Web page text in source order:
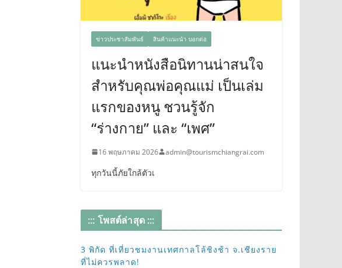
ข่าวประชาสัมพันธ์ สินค้าแนะนำ บอกต่อ
แนะนำหนังสือนิทานน่าสนใจ
สำหรับคุณพ่อคุณแม่ เป็นเล่ม
แรกของหนู ชวนรู้จัก
“ร่างกาย” และ “เพศ”
16 พฤษภาคม 2026 admin@tourismchiangrai.com
ทุกวันนี้ภัยใกล้ตัวเ
::: โพสต์ล่าสุด :::
3 พิกัด ที่เที่ยวชมงานเทศกาลโล้ชิงช้า จ.เชียงราย
ที่ไม่ควรพลาด!